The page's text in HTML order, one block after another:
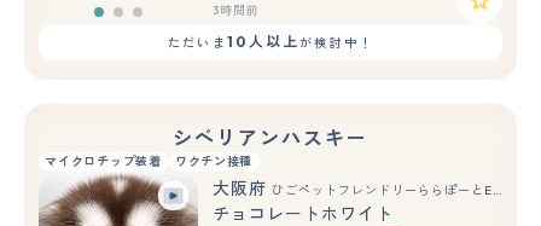
3時間前
ただいま 10人以上が検討中！
シベリアンハスキー
マイクロチップ装着 ワクチン接種
大阪府 ひごペットフレンドリーららぽーとEXPOCITY店
チョコレートホワイト